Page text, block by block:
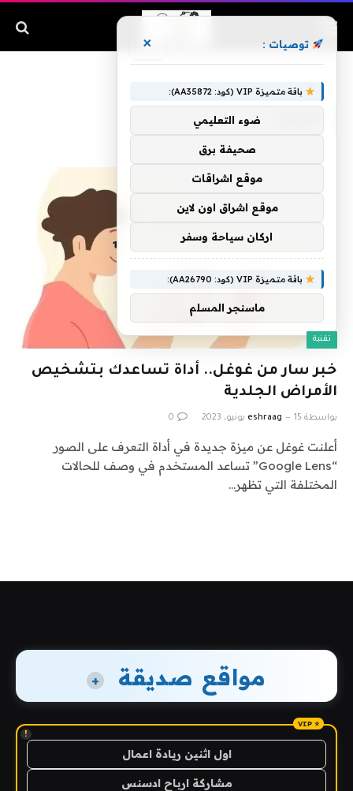
تقنية
خبر سار من غوغل.. أداة تساعدك بتشخيص
الأمراض الجلدية
بواسطة eshraag 15 يونيو، 2023 0
أعلنت غوغل عن ميزة جديدة في أداة التعرف على الصور
“Google Lens” تساعد المستخدم في وصف للحالات
المختلفة التي تظهر…
مواقع صديقة +
!
اول اثنين ريادة اعمال
مشاركة ارباح ادسنس
توصيات : ×
باقة متميزة VIP (كود: AA35872):
ضوء التعليمي
صحيفة برق
موقع اشراقات
موقع اشراق اون لاين
اركان سياحة وسفر
باقة متميزة VIP (كود: AA26790):
ماسنجر المسلم